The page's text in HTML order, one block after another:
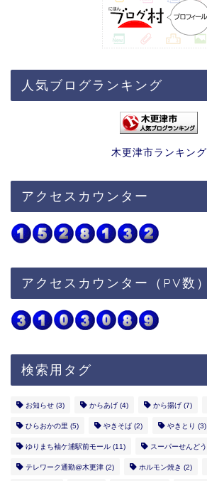
人気ブログランキング
木更津市ランキング
アクセスカウンター
アクセスカウンター（PV数）
検索用タグ
お知らせ (3) からあげ (4) から揚げ (7)
ひらおかの里 (5) やきそば (2) やきとり (3)
ゆりまち袖ケ浦駅前モール (11) スーパーせんどう
テレワーク通勤@木更津 (2) ホルモン焼き (2)